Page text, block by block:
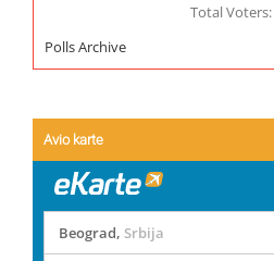
Total Voters:
Polls Archive
Avio karte
Beograd, Srbija